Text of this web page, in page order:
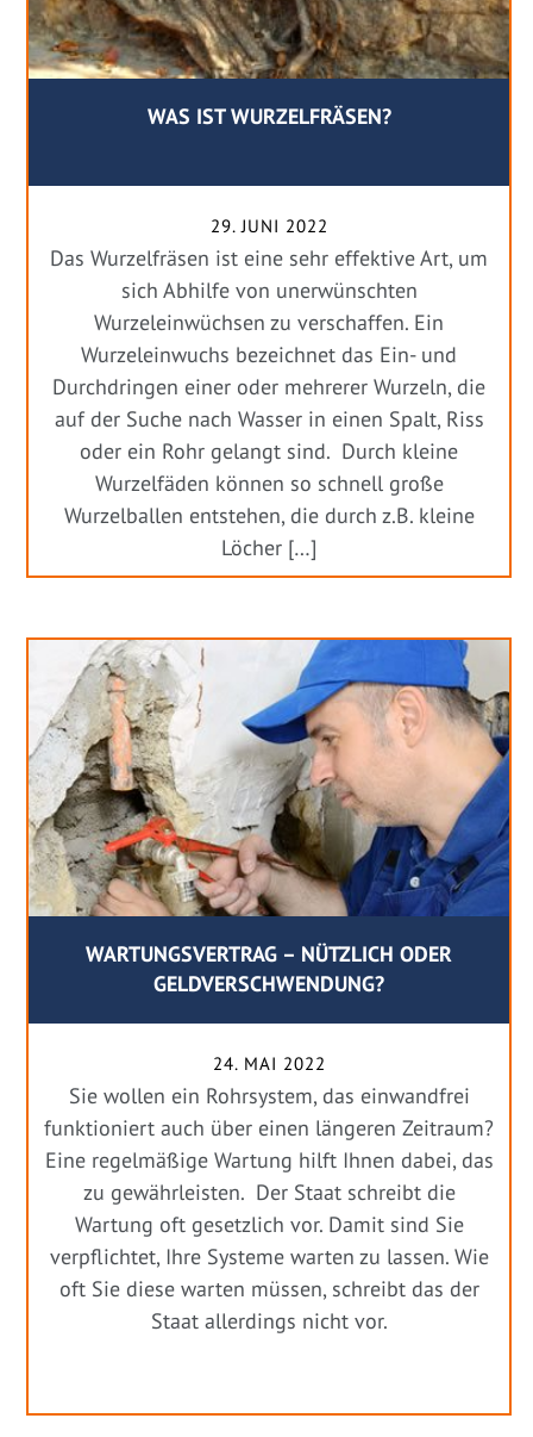
WAS IST WURZELFRÄSEN?
29. JUNI 2022
Das Wurzelfräsen ist eine sehr effektive Art, um
sich Abhilfe von unerwünschten
Wurzeleinwüchsen zu verschaffen. Ein
Wurzeleinwuchs bezeichnet das Ein- und
Durchdringen einer oder mehrerer Wurzeln, die
auf der Suche nach Wasser in einen Spalt, Riss
oder ein Rohr gelangt sind. Durch kleine
Wurzelfäden können so schnell große
Wurzelballen entstehen, die durch z.B. kleine
Löcher […]
WARTUNGSVERTRAG – NÜTZLICH ODER
GELDVERSCHWENDUNG?
24. MAI 2022
Sie wollen ein Rohrsystem, das einwandfrei
funktioniert auch über einen längeren Zeitraum?
Eine regelmäßige Wartung hilft Ihnen dabei, das
zu gewährleisten. Der Staat schreibt die
Wartung oft gesetzlich vor. Damit sind Sie
verpflichtet, Ihre Systeme warten zu lassen. Wie
oft Sie diese warten müssen, schreibt das der
Staat allerdings nicht vor.